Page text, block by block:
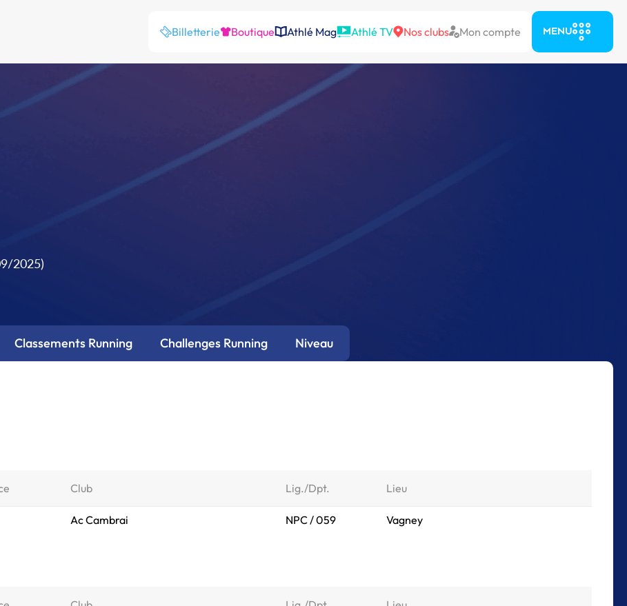
Billetterie Boutique Athlé Mag Athlé TV Nos clubs Mon compte MENU
2025)
Classements Running Challenges Running Niveau
Club Lig./Dpt. Lieu
Ac Cambrai NPC / 059 Vagney